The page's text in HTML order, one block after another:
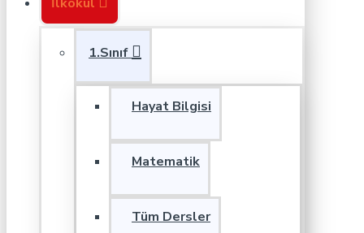
1.Sınıf
Hayat Bilgisi
Matematik
Tüm Dersler